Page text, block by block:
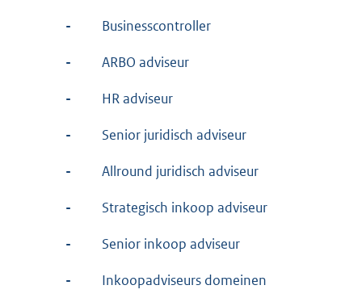
- Businesscontroller
- ARBO adviseur
- HR adviseur
- Senior juridisch adviseur
- Allround juridisch adviseur
- Strategisch inkoop adviseur
- Senior inkoop adviseur
- Inkoopadviseurs domeinen